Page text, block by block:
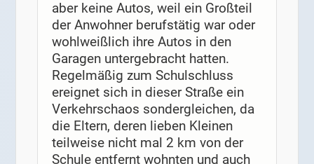
aber keine Autos, weil ein Großteil
der Anwohner berufstätig war oder
wohlweißlich ihre Autos in den
Garagen untergebracht hatten.
Regelmäßig zum Schulschluss
ereignet sich in dieser Straße ein
Verkehrschaos sondergleichen, da
die Eltern, deren lieben Kleinen
teilweise nicht mal 2 km von der
Schule entfernt wohnten und auch